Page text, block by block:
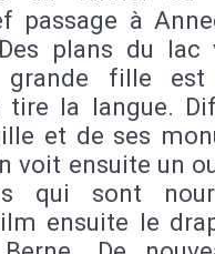
passage à
plans du lac
grande fille
tire la langue.
et de ses
voit ensuite un
qui sont
ensuite le